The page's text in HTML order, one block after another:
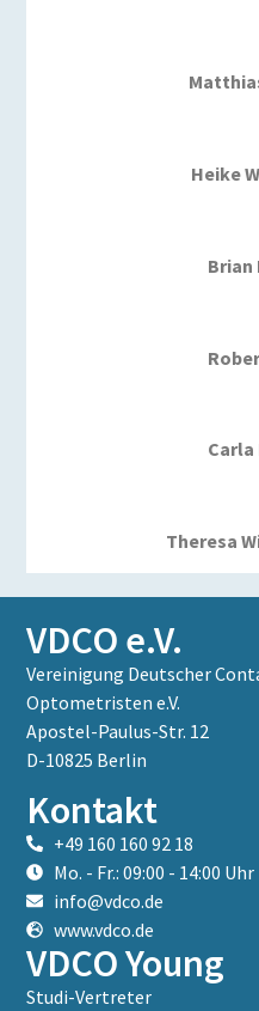
Heike
Brian
Theresa
VDCO e.V.
Vereinigung Deutscher
Optometristen e.V.
Apostel-Paulus-Str. 12
D-10825 Berlin
Kontakt
+49 160 160 92 18
Mo. - Fr.: 09:00 - 14:00 Uhr
info@vdco.de
www.vdco.de
VDCO Young
Studi-Vertreter